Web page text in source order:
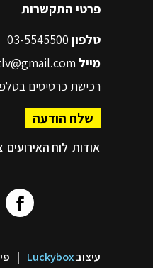
פרטי התקשרות
טלפון
מייל
רכישת כרטיסים
שלח הודעה
אודות לוח האירועים
עיצובLuckybox
|